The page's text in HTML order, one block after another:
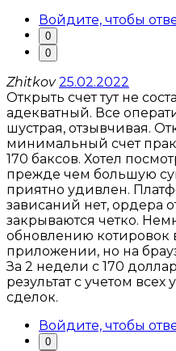
Войдите, чтобы
0
0
Zhitkov 25.02.2022
Открыть счет тут не
адекватный. Все
шустрая, отзывчивая.
минимальный счет
170 баксов. Хотел
прежде чем большую
приятно удивлен.
зависаний нет, ордера
закрываются четко.
обновлению котировок
приложении, но на
За 2 недели с 170
результат с учетом
сделок.
Войдите, чтобы
0